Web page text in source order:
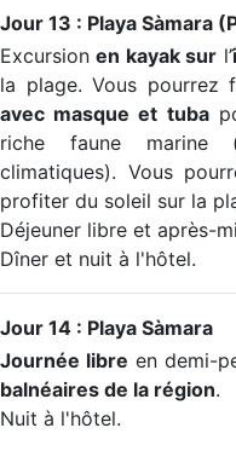
Jour 13 : Playa Sàmara
Excursion en kayak sur l’
la plage. Vous pourrez
avec masque et tuba
riche faune marine
climatiques). Vous
profiter du soleil sur la
Déjeuner libre et après-
Dîner et nuit à l'hôtel.
Jour 14 : Playa Sàmara
Journée libre en demi-
balnéaires de la région.
Nuit à l'hôtel.